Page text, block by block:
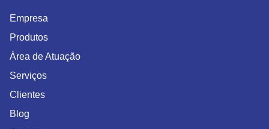
Empresa
Produtos
Área de Atuação
Serviços
Clientes
Blog